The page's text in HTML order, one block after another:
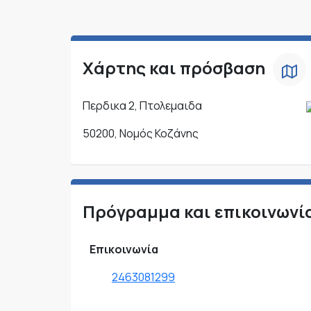
Χάρτης και πρόσβαση
Περδικα 2, Πτολεμαιδα
50200, Νομός Κοζάνης
Πρόγραμμα και
Επικοινωνία
2463081299